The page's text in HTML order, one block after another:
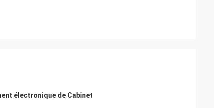
électronique de Cabinet